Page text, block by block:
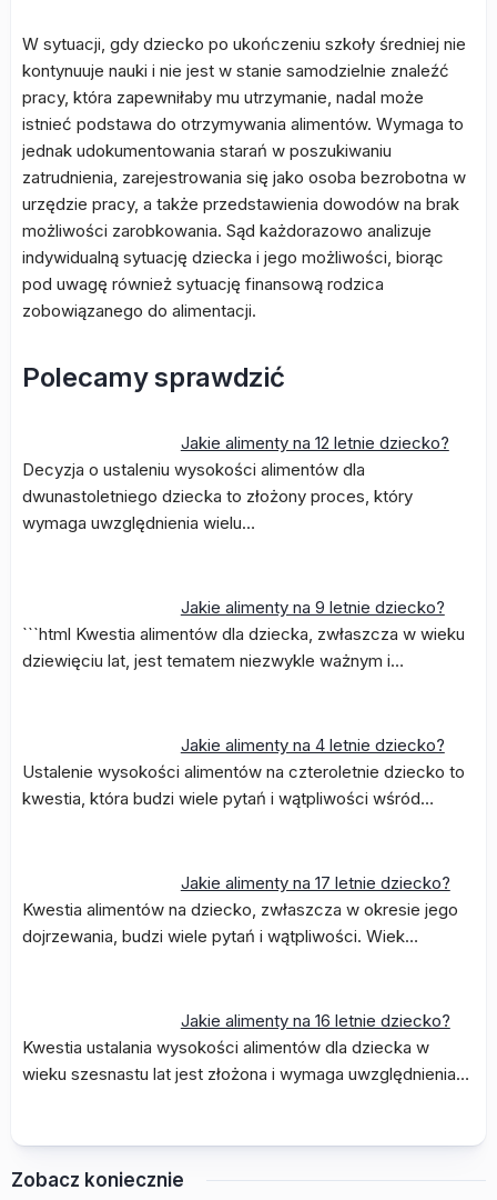
W sytuacji, gdy dziecko po ukończeniu szkoły średniej nie
kontynuuje nauki i nie jest w stanie samodzielnie znaleźć
pracy, która zapewniłaby mu utrzymanie, nadal może
istnieć podstawa do otrzymywania alimentów. Wymaga to
jednak udokumentowania starań w poszukiwaniu
zatrudnienia, zarejestrowania się jako osoba bezrobotna w
urzędzie pracy, a także przedstawienia dowodów na brak
możliwości zarobkowania. Sąd każdorazowo analizuje
indywidualną sytuację dziecka i jego możliwości, biorąc
pod uwagę również sytuację finansową rodzica
zobowiązanego do alimentacji.
Polecamy sprawdzić
Jakie alimenty na 12 letnie dziecko?
Decyzja o ustaleniu wysokości alimentów dla
dwunastoletniego dziecka to złożony proces, który
wymaga uwzględnienia wielu…
Jakie alimenty na 9 letnie dziecko?
```html Kwestia alimentów dla dziecka, zwłaszcza w wieku
dziewięciu lat, jest tematem niezwykle ważnym i…
Jakie alimenty na 4 letnie dziecko?
Ustalenie wysokości alimentów na czteroletnie dziecko to
kwestia, która budzi wiele pytań i wątpliwości wśród…
Jakie alimenty na 17 letnie dziecko?
Kwestia alimentów na dziecko, zwłaszcza w okresie jego
dojrzewania, budzi wiele pytań i wątpliwości. Wiek…
Jakie alimenty na 16 letnie dziecko?
Kwestia ustalania wysokości alimentów dla dziecka w
wieku szesnastu lat jest złożona i wymaga uwzględnienia…
Zobacz koniecznie